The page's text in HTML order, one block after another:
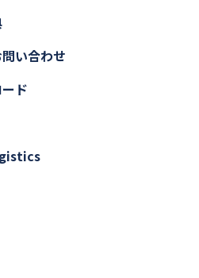
い合わせ
ド